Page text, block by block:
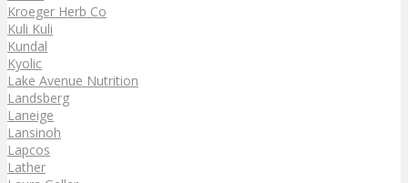
Kroeger Herb Co
Kuli Kuli
Kundal
Kyolic
Lake Avenue Nutrition
Landsberg
Laneige
Lansinoh
Lapcos
Lather